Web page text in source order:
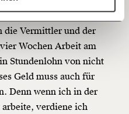
€
verschenken.
Format, welche Du
und verschenken
die Vermittler und der
Wochen Arbeit am
Stundenlohn von nicht
Geld muss auch für
Denn wenn ich in der
verdiene ich